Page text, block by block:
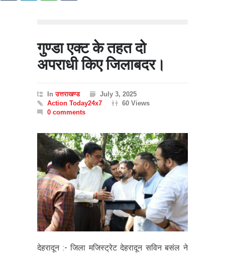
गुण्डा एक्ट के तहत दो
अपराधी किए जिलाबदर।
Inउत्तराखण्ड
July 3, 2025
Action Today24x7
60 Views
0 comments
देहरादून :- जिला मजिस्ट्रेट देहरादून सविन बसंल ने